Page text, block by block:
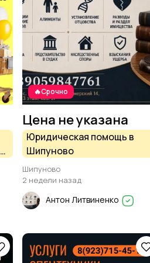
🔥Срочно
Цена не указана
Юридическая помощь в
Шипуново
Шипуново
2 недели назад
Антон Литвиненко